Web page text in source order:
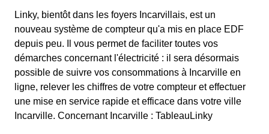
Linky, bientôt dans les foyers Incarvillais, est un
nouveau système de compteur qu'a mis en place EDF
depuis peu. Il vous permet de faciliter toutes vos
démarches concernant l'électricité : il sera désormais
possible de suivre vos consommations à Incarville en
ligne, relever les chiffres de votre compteur et effectuer
une mise en service rapide et efficace dans votre ville
Incarville. Concernant Incarville : TableauLinky